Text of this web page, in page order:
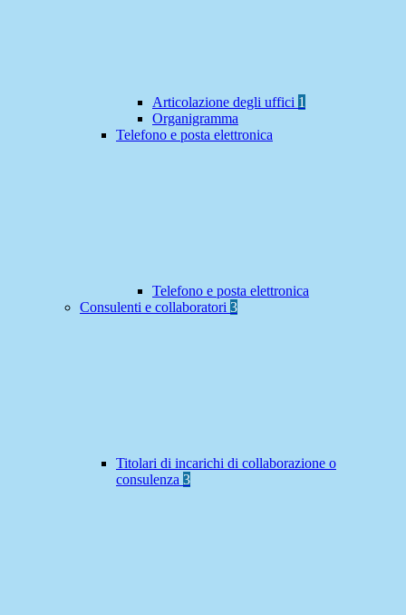
Articolazione degli uffici 1
Organigramma
Telefono e posta elettronica
Telefono e posta elettronica
Consulenti e collaboratori 3
Titolari di incarichi di collaborazione o
consulenza 3